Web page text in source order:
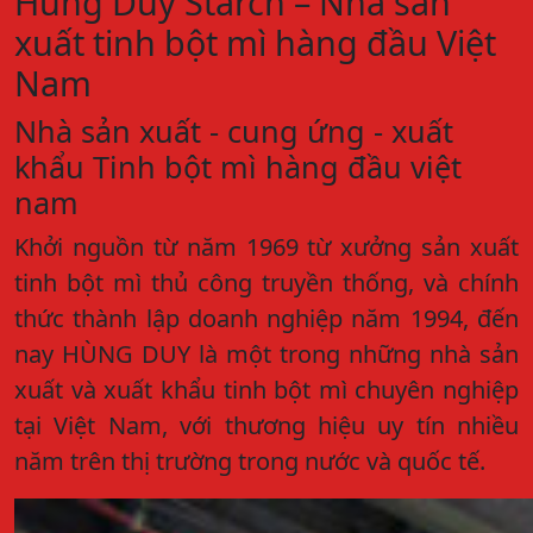
xuất tinh bột mì hàng đầu Việt
Nam
Nhà sản xuất - cung ứng - xuất
khẩu Tinh bột mì hàng đầu việt
nam
Khởi nguồn từ năm 1969 từ xưởng sản xuất
tinh bột mì thủ công truyền thống, và chính
thức thành lập doanh nghiệp năm 1994, đến
nay HÙNG DUY là một trong những nhà sản
xuất và xuất khẩu tinh bột mì chuyên nghiệp
tại Việt Nam, với thương hiệu uy tín nhiều
năm trên thị trường trong nước và quốc tế.